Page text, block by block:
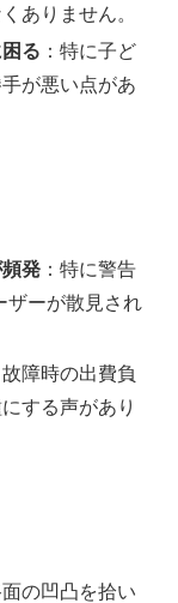
ありません。
る ：特に子ど
が悪い点があ
発 ：特に警告
ザーが散見され
障時の出費負
する声があり
面の凹凸を拾い